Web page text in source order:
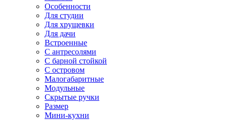
Особенности
Для студии
Для хрущевки
Для дачи
Встроенные
С антресолями
С барной стойкой
С островом
Малогабаритные
Модульные
Скрытые ручки
Размер
Мини-кухни